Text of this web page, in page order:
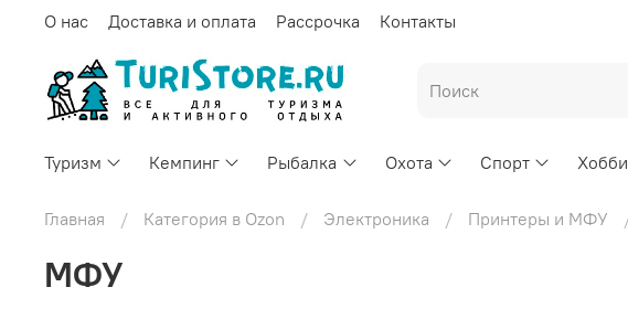
О нас Доставка и оплата Рассрочка Контакты
Туризм Кемпинг Рыбалка Охота Спорт Хобби
Главная Категория в Ozon Электроника Принтеры и МФУ
МФУ